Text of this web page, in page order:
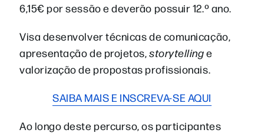
6,15€ por sessão e deverão possuir 12.º ano.
Visa desenvolver técnicas de comunicação,
apresentação de projetos,storytellinge
valorização de propostas profissionais.
SAIBA MAIS E INSCREVA-SE AQUI
Ao longo deste percurso, os participantes